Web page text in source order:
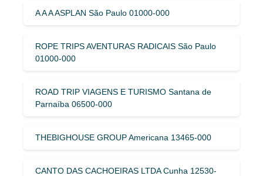
A A A ASPLAN São Paulo 01000-000
ROPE TRIPS AVENTURAS RADICAIS São Paulo
01000-000
ROAD TRIP VIAGENS E TURISMO Santana de
Parnaíba 06500-000
THEBIGHOUSE GROUP Americana 13465-000
CANTO DAS CACHOEIRAS LTDA Cunha 12530-